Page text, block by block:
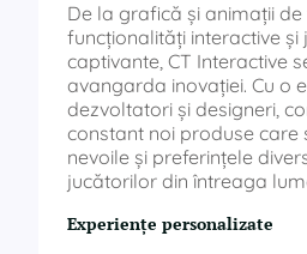
De la grafică și animații
funcționalități interactive și
captivante, CT Interactive
avangarda inovației. Cu o
dezvoltatori și designeri,
constant noi produse care
nevoile și preferințele
jucătorilor din întreaga
Experiențe personalizate